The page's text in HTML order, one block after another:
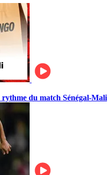
du match Sénégal-Mali